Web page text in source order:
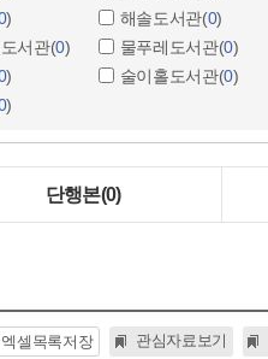
) 해솔도서관(0)
서관(0) 물푸레도서관(0)
) 술이홀도서관(0)
)
단행본(0)
엑셀목록저장 관심자료보기